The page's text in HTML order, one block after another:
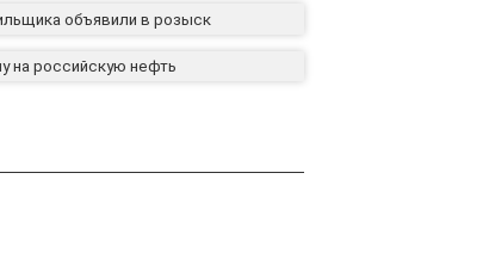
объявили в розыск
на российскую нефть